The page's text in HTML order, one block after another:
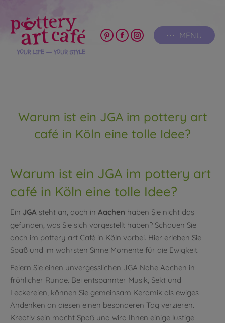
MENU
PinterestFacebook
Instagram
Warum ist ein JGA im pottery art
café in Köln eine tolle Idee?
Warum ist ein JGA im pottery art
café in Köln eine tolle Idee?
Ein JGA steht an, doch in Aachen haben Sie nicht das
gefunden, was Sie sich vorgestellt haben? Schauen Sie
doch im pottery art Café in Köln vorbei. Hier erleben Sie
Spaß und im wahrsten Sinne Momente für die Ewigkeit.
Feiern Sie einen unvergesslichen JGA Nahe Aachen in
fröhlicher Runde. Bei entspannter Musik, Sekt und
Leckereien, können Sie gemeinsam Keramik als ewiges
Andenken an diesen einen besonderen Tag verzieren.
Kreativ sein macht Spaß und wird Ihnen einige lustige